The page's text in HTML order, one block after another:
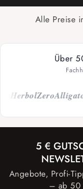
Alle Preise
Über
HerbolZeroAlligator
5 €
Angebote, Profi-
– ab 50